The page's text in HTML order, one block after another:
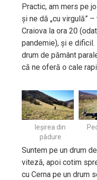
Practic, am mers pe
și ne dă „cu virgulă”
Craiova la ora 20
pandemie), și e dificil.
drum de pământ
că ne oferă o cale
Ieșirea din
pădure
Suntem pe un drum
viteză, apoi cotim
cu Cerna pe un drum